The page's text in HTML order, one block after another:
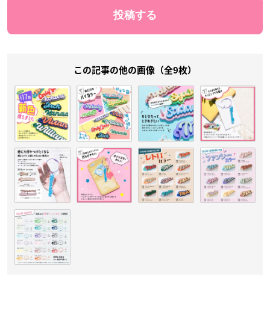
この記事の他の画像（全9枚）